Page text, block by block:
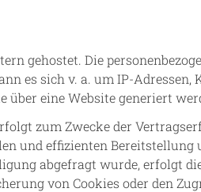
gehostet. Die
es sich v. a. um IP-
über eine Website generiert
zum Zwecke der
und effizienten Bereitstellung
abgefragt wurde, erfolgt
von Cookies oder den